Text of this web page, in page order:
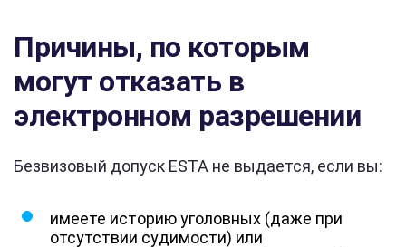
Причины, по которым
могут отказать в
электронном разрешении
Безвизовый допуск ESTA не выдается, если вы:
имеете историю уголовных (даже при
отсутствии судимости) или